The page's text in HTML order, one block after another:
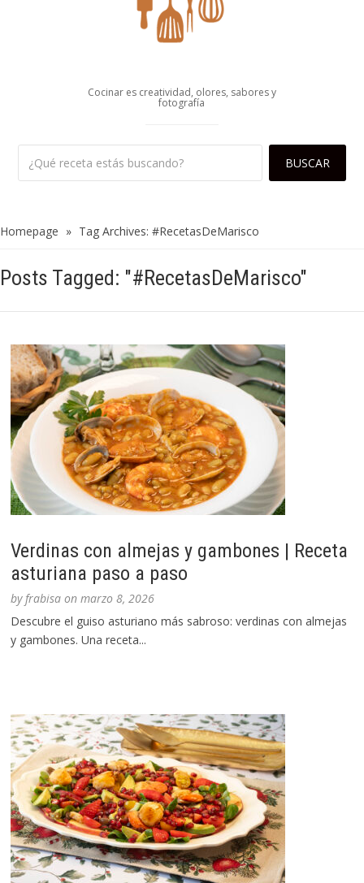
Cocinar es creatividad, olores, sabores y
fotografía
Homepage » Tag Archives: #RecetasDeMarisco
Posts Tagged: "#RecetasDeMarisco"
Verdinas con almejas y gambones | Receta
asturiana paso a paso
byfrabisa onmarzo 8, 2026
Descubre el guiso asturiano más sabroso: verdinas con almejas
y gambones. Una receta...